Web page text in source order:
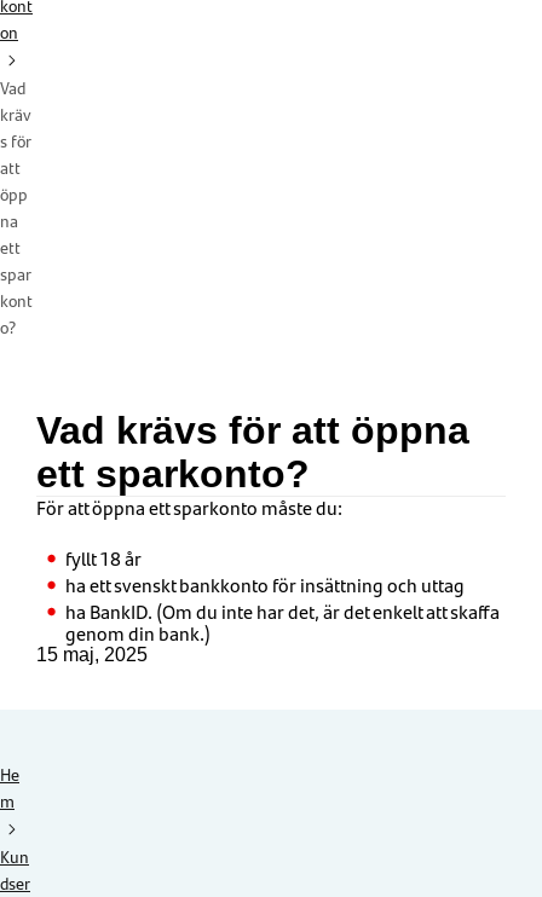
kont
on
Vad
kräv
s för
att
öpp
na
ett
spar
kont
o?
Vad krävs för att öppna
ett sparkonto?
För att öppna ett sparkonto måste du:
fyllt 18 år
ha ett svenskt bankkonto för insättning och uttag
ha BankID. (Om du inte har det, är det enkelt att skaffa
genom din bank.)
15 maj, 2025
He
m
Kun
dser